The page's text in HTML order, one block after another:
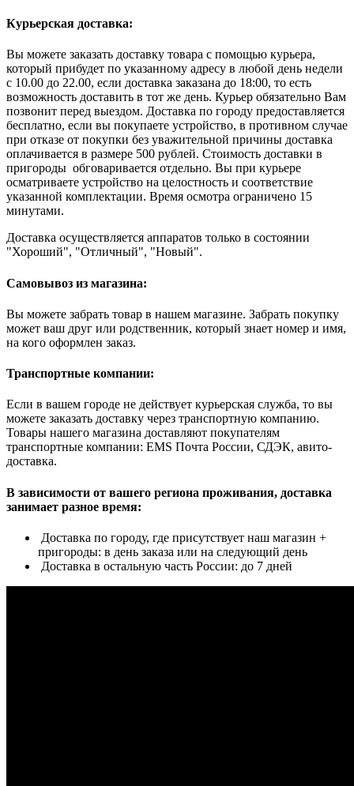
Курьерская доставка:
Вы можете заказать доставку товара с помощью курьера,
который прибудет по указанному адресу в любой день недели
с 10.00 до 22.00, если доставка заказана до 18:00, то есть
возможность доставить в тот же день. Курьер обязательно Вам
позвонит перед выездом. Доставка по городу предоставляется
бесплатно, если вы покупаете устройство, в противном случае
при отказе от покупки без уважительной причины доставка
оплачивается в размере 500 рублей. Стоимость доставки в
пригороды обговаривается отдельно. Вы при курьере
осматриваете устройство на целостность и соответствие
указанной комплектации. Время осмотра ограничено 15
минутами.
Доставка осуществляется аппаратов только в состоянии
"Хороший", "Отличный", "Новый".
Самовывоз из магазина:
Вы можете забрать товар в нашем магазине. Забрать покупку
может ваш друг или родственник, который знает номер и имя,
на кого оформлен заказ.
Транспортные компании:
Если в вашем городе не действует курьерская служба, то вы
можете заказать доставку через транспортную компанию.
Товары нашего магазина доставляют покупателям
транспортные компании: EMS Почта России, СДЭК, авито-
доставка.
В зависимости от вашего региона проживания, доставка
занимает разное время:
Доставка по городу, где присутствует наш магазин +
пригороды: в день заказа или на следующий день
Доставка в остальную часть России: до 7 дней